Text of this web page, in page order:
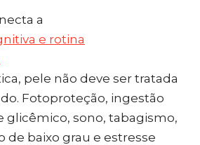
a
e rotina
pele não deve ser tratada
Fotoproteção, ingestão
glicêmico, sono, tabagismo,
de baixo grau e estresse